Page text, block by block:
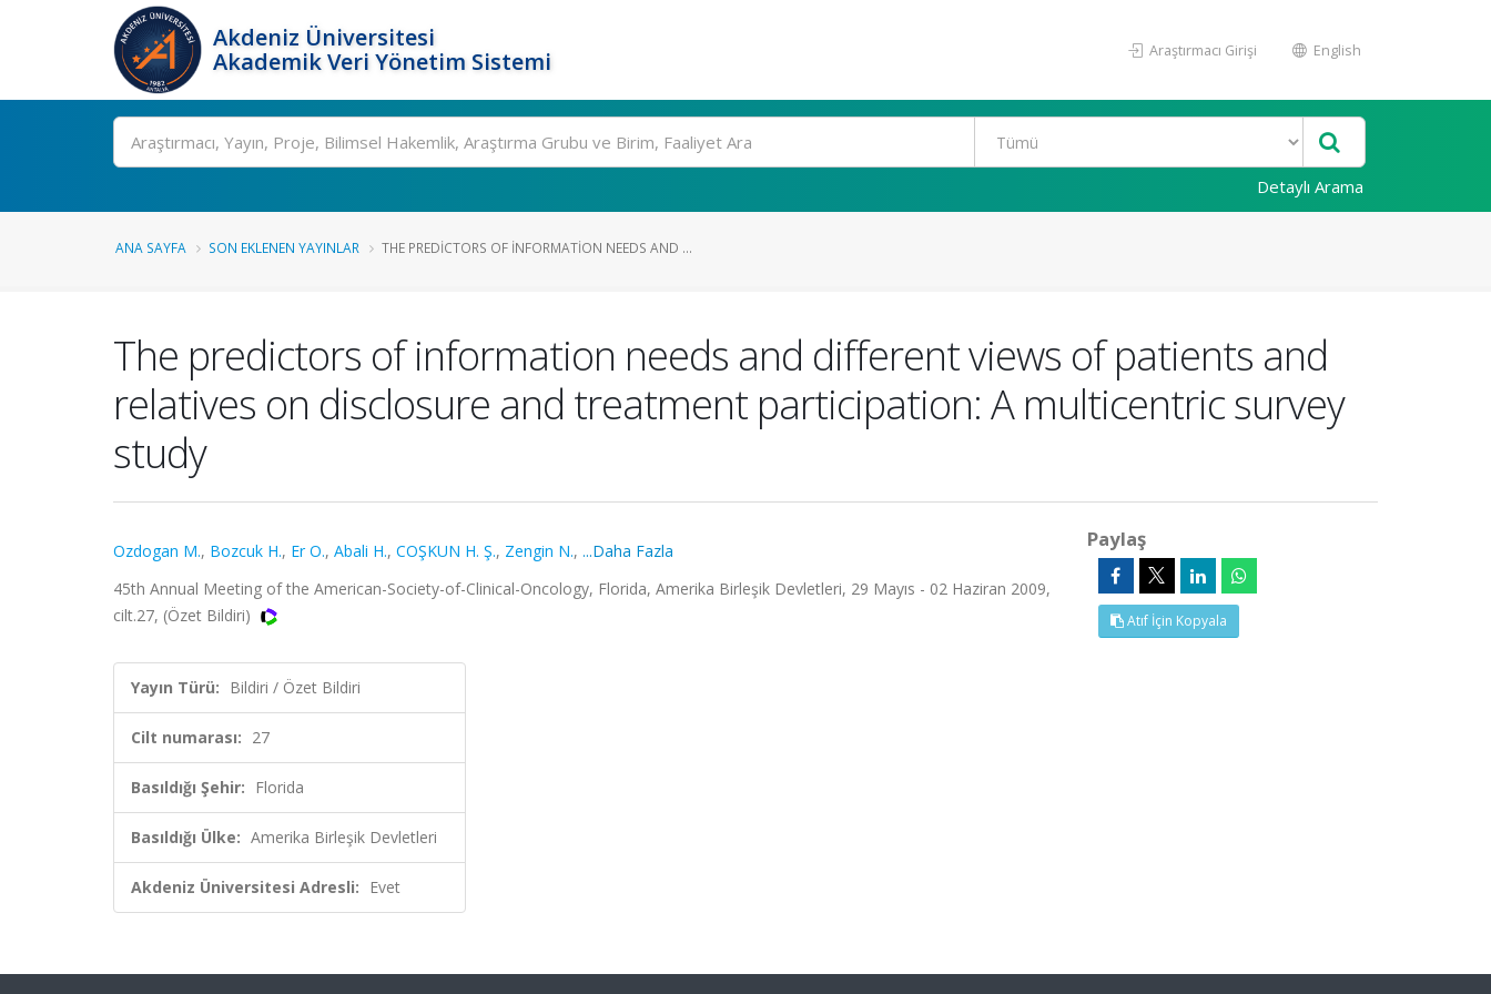
Akdeniz Üniversitesi
Akademik Veri Yönetim Sistemi
Araştırmacı Girişi English
Ara
Detaylı Arama
ANA SAYFA SON EKLENEN YAYINLAR THE PREDICTORS OF INFORMATION NEEDS AND ...
The predictors of information needs and different views of patients and
relatives on disclosure and treatment participation: A multicentric survey
study
Ozdogan M., Bozcuk H., Er O., Abali H., COŞKUN H. Ş., Zengin N., ...Daha Fazla
45th Annual Meeting of the American-Society-of-Clinical-Oncology, Florida, Amerika Birleşik Devletleri, 29 Mayıs - 02 Haziran 2009,
cilt.27, (Özet Bildiri)
Yayın Türü: Bildiri / Özet Bildiri
Cilt numarası: 27
Basıldığı Şehir: Florida
Basıldığı Ülke: Amerika Birleşik Devletleri
Akdeniz Üniversitesi Adresli: Evet
Paylaş
Atıf İçin Kopyala